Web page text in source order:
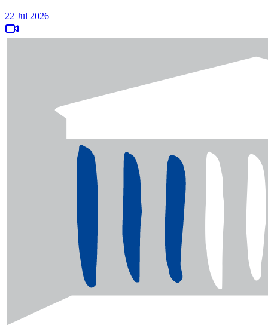
22 Jul 2026